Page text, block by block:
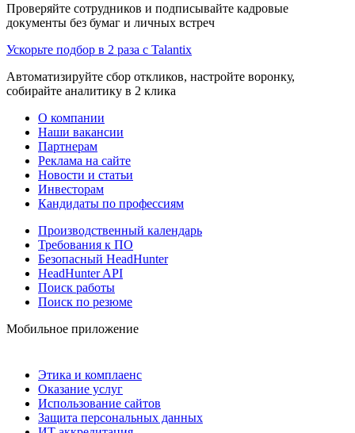
Проверяйте сотрудников и подписывайте кадровые
документы без бумаг и личных встреч
Ускорьте подбор в 2 раза с Talantix
Автоматизируйте сбор откликов, настройте воронку,
собирайте аналитику в 2 клика
О компании
Наши вакансии
Партнерам
Реклама на сайте
Новости и статьи
Инвесторам
Кандидаты по профессиям
Производственный календарь
Требования к ПО
Безопасный HeadHunter
HeadHunter API
Поиск работы
Поиск по резюме
Мобильное приложение
Этика и комплаенс
Оказание услуг
Использование сайтов
Защита персональных данных